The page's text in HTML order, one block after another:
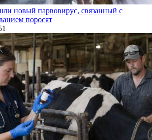
новый парвовирус, связанный с
поросят